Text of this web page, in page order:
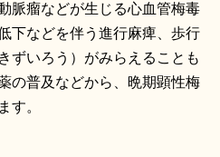
脈瘤などが生じる心血管梅毒
下などを伴う進行麻痺、歩行
ずいろう）がみらえることも
の普及などから、晩期顕性梅
す。